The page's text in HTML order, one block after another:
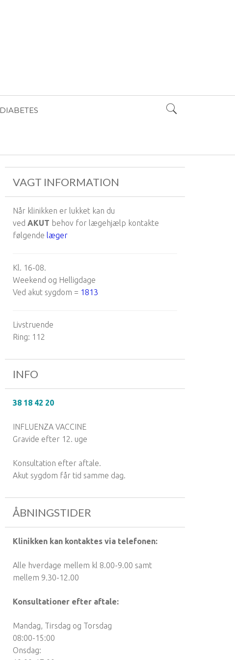
DIABETES
VAGT INFORMATION
Når klinikken er lukket kan du
vedAKUT behov for lægehjælp kontakte
følgendelæger
Kl. 16-08.
Weekend og Helligdage
Ved akut sygdom = 1813
Livstruende
Ring: 112
INFO
38 18 42 20
INFLUENZA VACCINE
Gravide efter 12. uge
Konsultation efter aftale.
Akut sygdom får tid samme dag.
ÅBNINGSTIDER
Klinikken kan kontaktes via telefonen:
Alle hverdage mellem kl 8.00-9.00 samt
mellem 9.30-12.00
Konsultationer efter aftale:
Mandag, Tirsdag og Torsdag
08:00-15:00
Onsdag: